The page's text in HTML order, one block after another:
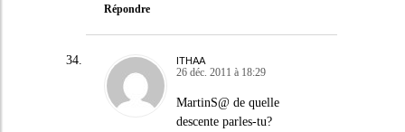
Répondre
ITHAA
26 déc. 2011 à 18:29
MartinS@ de quelle
descente parles-tu?